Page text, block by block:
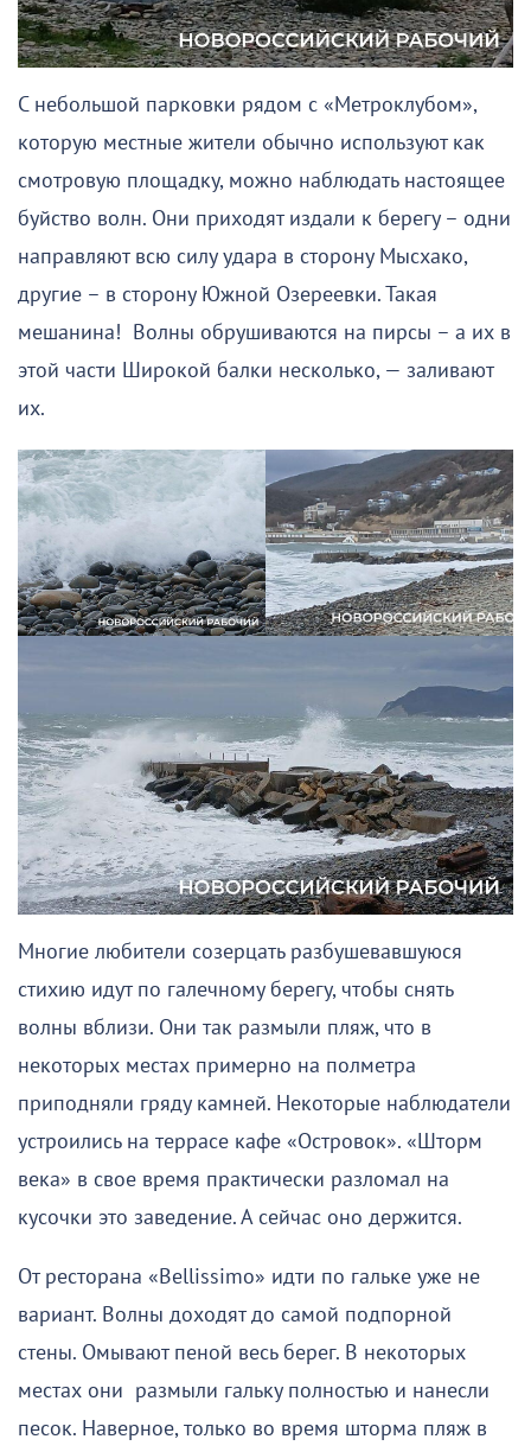
С небольшой парковки рядом с «Метроклубом»,
которую местные жители обычно используют как
смотровую площадку, можно наблюдать настоящее
буйство волн. Они приходят издали к берегу – одни
направляют всю силу удара в сторону Мысхако,
другие – в сторону Южной Озереевки. Такая
мешанина! Волны обрушиваются на пирсы – а их в
этой части Широкой балки несколько, — заливают
их.
Многие любители созерцать разбушевавшуюся
стихию идут по галечному берегу, чтобы снять
волны вблизи. Они так размыли пляж, что в
некоторых местах примерно на полметра
приподняли гряду камней. Некоторые наблюдатели
устроились на террасе кафе «Островок». «Шторм
века» в свое время практически разломал на
кусочки это заведение. А сейчас оно держится.
От ресторана «Bellissimo» идти по гальке уже не
вариант. Волны доходят до самой подпорной
стены. Омывают пеной весь берег. В некоторых
местах они размыли гальку полностью и нанесли
песок. Наверное, только во время шторма пляж в